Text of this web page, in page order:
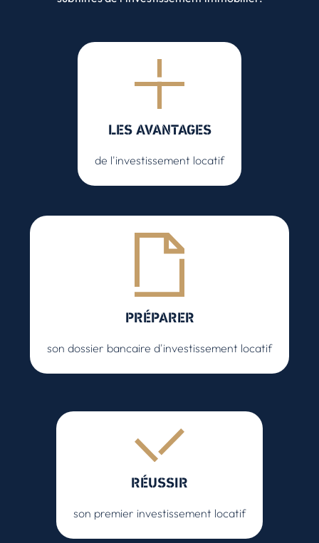
LES AVANTAGES
de l'investissement locatif
PRÉPARER
son dossier bancaire d'investissement locatif
RÉUSSIR
son premier investissement locatif